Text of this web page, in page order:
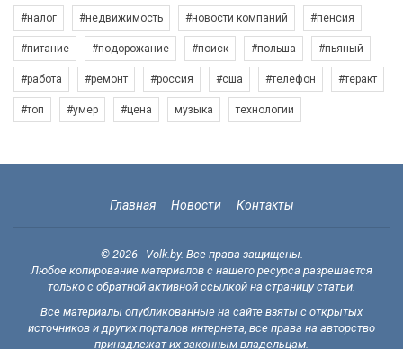
#налог #недвижимость #новости компаний #пенсия
#питание #подорожание #поиск #польша #пьяный
#работа #ремонт #россия #сша #телефон #теракт
#топ #умер #цена музыка технологии
Главная Новости Контакты
© 2026 - Volk.by. Все права защищены.
Любое копирование материалов с нашего ресурса разрешается
только с обратной активной ссылкой на страницу статьи.
Все материалы опубликованные на сайте взяты с открытых
источников и других порталов интернета, все права на авторство
принадлежат их законным владельцам.